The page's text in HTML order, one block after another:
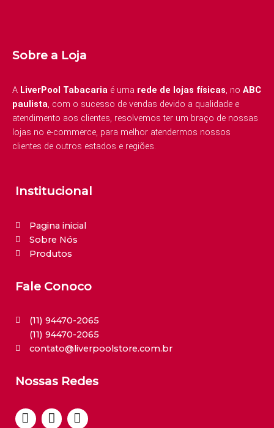
Sobre a Loja
A LiverPool Tabacaria é uma rede de lojas físicas, no ABC
paulista, com o sucesso de vendas devido a qualidade e
atendimento aos clientes, resolvemos ter um braço de nossas
lojas no e-commerce, para melhor atendermos nossos
clientes de outros estados e regiões.
Institucional
Pagina inicial
Sobre Nós
Produtos
Fale Conoco
(11) 94470-2065
(11) 94470-2065
contato@liverpoolstore.com.br
Nossas Redes